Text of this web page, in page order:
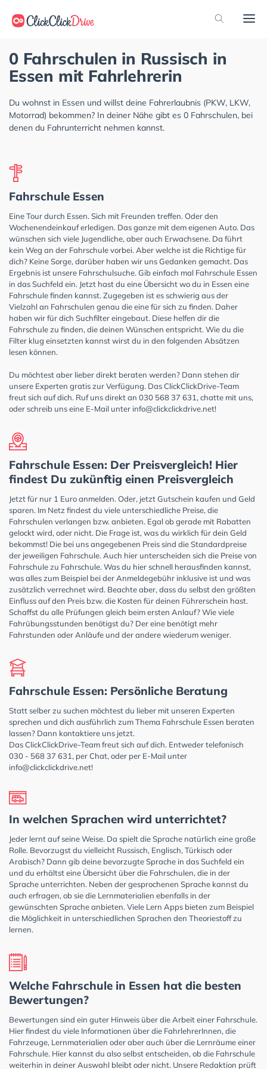
0 Fahrschulen in Russisch in
Essen mit Fahrlehrerin
Du wohnst in Essen und willst deine Fahrerlaubnis (PKW, LKW,
Motorrad) bekommen? In deiner Nähe gibt es 0 Fahrschulen, bei
denen du Fahrunterricht nehmen kannst.
Fahrschule Essen
Eine Tour durch Essen. Sich mit Freunden treffen. Oder den
Wochenendeinkauf erledigen. Das ganze mit dem eigenen Auto. Das
wünschen sich viele Jugendliche, aber auch Erwachsene. Da führt
kein Weg an der Fahrschule vorbei. Aber welche ist die Richtige für
dich? Keine Sorge, darüber haben wir uns Gedanken gemacht. Das
Ergebnis ist unsere Fahrschulsuche. Gib einfach mal Fahrschule Essen
in das Suchfeld ein. Jetzt hast du eine Übersicht wo du in Essen eine
Fahrschule finden kannst. Zugegeben ist es schwierig aus der
Vielzahl an Fahrschulen genau die eine für sich zu finden. Daher
haben wir für dich Suchfilter eingebaut. Diese helfen dir die
Fahrschule zu finden, die deinen Wünschen entspricht. Wie du die
Filter klug einsetzten kannst wirst du in den folgenden Absätzen
lesen können.
Du möchtest aber lieber direkt beraten werden? Dann stehen dir
unsere Experten gratis zur Verfügung. Das ClickClickDrive-Team
freut sich auf dich. Ruf uns direkt an 030 568 37 631, chatte mit uns,
oder schreib uns eine E-Mail unter info@clickclickdrive.net!
Fahrschule Essen: Der Preisvergleich! Hier
findest Du zukünftig einen Preisvergleich
Jetzt für nur 1 Euro anmelden. Oder, jetzt Gutschein kaufen und Geld
sparen. Im Netz findest du viele unterschiedliche Preise, die
Fahrschulen verlangen bzw. anbieten. Egal ob gerade mit Rabatten
gelockt wird, oder nicht. Die Frage ist, was du wirklich für dein Geld
bekommst! Die bei uns angegebenen Preis sind die Standardpreise
der jeweiligen Fahrschule. Auch hier unterscheiden sich die Preise von
Fahrschule zu Fahrschule. Was du hier schnell herausfinden kannst,
was alles zum Beispiel bei der Anmeldegebühr inklusive ist und was
zusätzlich verrechnet wird. Beachte aber, dass du selbst den größten
Einfluss auf den Preis bzw. die Kosten für deinen Führerschein hast.
Schaffst du alle Prüfungen gleich beim ersten Anlauf? Wie viele
Fahrübungsstunden benötigst du? Der eine benötigt mehr
Fahrstunden oder Anläufe und der andere wiederum weniger.
Fahrschule Essen: Persönliche Beratung
Statt selber zu suchen möchtest du lieber mit unseren Experten
sprechen und dich ausführlich zum Thema Fahrschule Essen beraten
lassen? Dann kontaktiere uns jetzt.
Das ClickClickDrive-Team freut sich auf dich. Entweder telefonisch
030 - 568 37 631, per Chat, oder per E-Mail unter
info@clickclickdrive.net!
In welchen Sprachen wird unterrichtet?
Jeder lernt auf seine Weise. Da spielt die Sprache natürlich eine große
Rolle. Bevorzugst du vielleicht Russisch, Englisch, Türkisch oder
Arabisch? Dann gib deine bevorzugte Sprache in das Suchfeld ein
und du erhältst eine Übersicht über die Fahrschulen, die in der
Sprache unterrichten. Neben der gesprochenen Sprache kannst du
auch erfragen, ob sie die Lernmaterialien ebenfalls in der
gewünschten Sprache anbieten. Viele Lern Apps bieten zum Beispiel
die Möglichkeit in unterschiedlichen Sprachen den Theoriestoff zu
lernen.
Welche Fahrschule in Essen hat die besten
Bewertungen?
Bewertungen sind ein guter Hinweis über die Arbeit einer Fahrschule.
Hier findest du viele Informationen über die FahrlehrerInnen, die
Fahrzeuge, Lernmaterialien oder aber auch über die Lernräume einer
Fahrschule. Hier kannst du also selbst entscheiden, ob die Fahrschule
weiterhin in deiner Auswahl bleibt oder nicht. Unsere Redaktion prüft